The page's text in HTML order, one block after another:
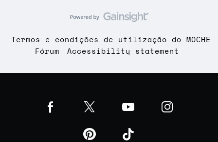
Termos e condições de utilização do MOCHE
Fórum
Accessibility statement